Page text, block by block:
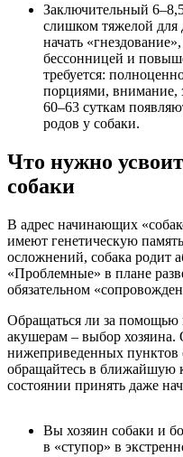
Заключительный
слишком тяжелой для
начать
бессонницей и
требуется:
порциями, внимание,
60–63 суткам
родов у собаки.
Что нужно
собаки
В адрес начинающих
имеют генетическую
осложнений, собака родит
«Проблемные» в плане
обязательном
Обращаться ли за помощью
акушерам – выбор хозяина.
нижеприведенных пунктов
обращайтесь в ближайшую
состоянии принять даже
Вы хозяин собаки и
в «ступор» в